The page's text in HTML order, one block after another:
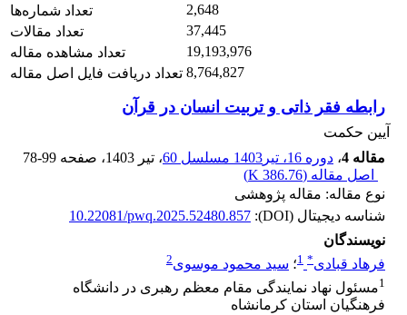
تعداد شماره‌ها
2,648
تعداد مقالات
37,445
تعداد مشاهده مقاله
19,193,976
تعداد دریافت فایل اصل مقاله 8,764,827
رابطه فقر ذاتی و تربیت انسان در قرآن
آیین حکمت
مقاله 4
، دوره 16، تیر1403 مسلسل 60 ، تیر 1403 ، صفحه 78-99
اصل مقاله (386.76 K
)
نوع مقاله: مقاله پژوهشی
شناسه دیجیتال (DOI):
10.22081/pwq.2025.52480.857
نویسندگان
فرهاد قبادی*
1؛ سید محمود موسوی2
1مسئول نهاد نمایندگی مقام معظم رهبری در دانشگاه
فرهنگیان استان کرمانشاه